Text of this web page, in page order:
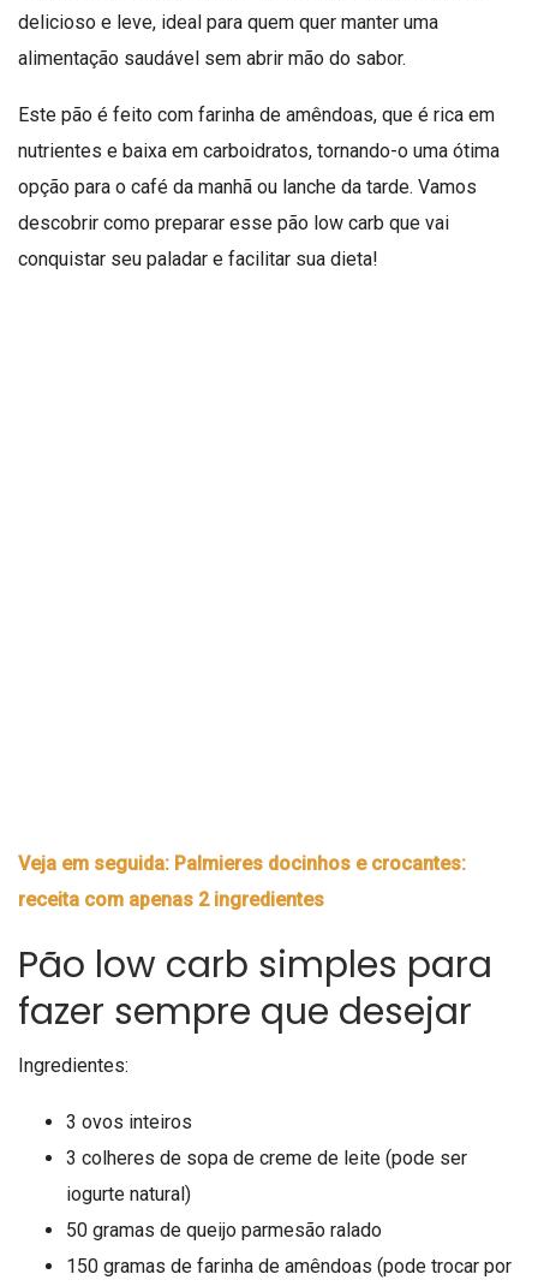
delicioso e leve, ideal para quem quer manter uma
alimentação saudável sem abrir mão do sabor.
Este pão é feito com farinha de amêndoas, que é rica em
nutrientes e baixa em carboidratos, tornando-o uma ótima
opção para o café da manhã ou lanche da tarde. Vamos
descobrir como preparar esse pão low carb que vai
conquistar seu paladar e facilitar sua dieta!
Veja em seguida: Palmieres docinhos e crocantes:
receita com apenas 2 ingredientes
Pão low carb simples para
fazer sempre que desejar
Ingredientes:
3 ovos inteiros
3 colheres de sopa de creme de leite (pode ser
iogurte natural)
50 gramas de queijo parmesão ralado
150 gramas de farinha de amêndoas (pode trocar por